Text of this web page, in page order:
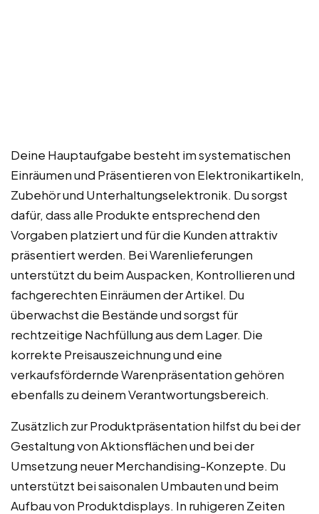
Deine Hauptaufgabe besteht im systematischen
Einräumen und Präsentieren von Elektronikartikeln,
Zubehör und Unterhaltungselektronik. Du sorgst
dafür, dass alle Produkte entsprechend den
Vorgaben platziert und für die Kunden attraktiv
präsentiert werden. Bei Warenlieferungen
unterstützt du beim Auspacken, Kontrollieren und
fachgerechten Einräumen der Artikel. Du
überwachst die Bestände und sorgst für
rechtzeitige Nachfüllung aus dem Lager. Die
korrekte Preisauszeichnung und eine
verkaufsfördernde Warenpräsentation gehören
ebenfalls zu deinem Verantwortungsbereich.
Zusätzlich zur Produktpräsentation hilfst du bei der
Gestaltung von Aktionsflächen und bei der
Umsetzung neuer Merchandising-Konzepte. Du
unterstützt bei saisonalen Umbauten und beim
Aufbau von Produktdisplays. In ruhigeren Zeiten